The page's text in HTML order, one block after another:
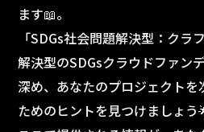
ます📖。
「SDGs社会問題解決型：クラ
解決型のSDGsクラウドファン
深め、あなたのプロジェクトを
ためのヒントを見つけましょう